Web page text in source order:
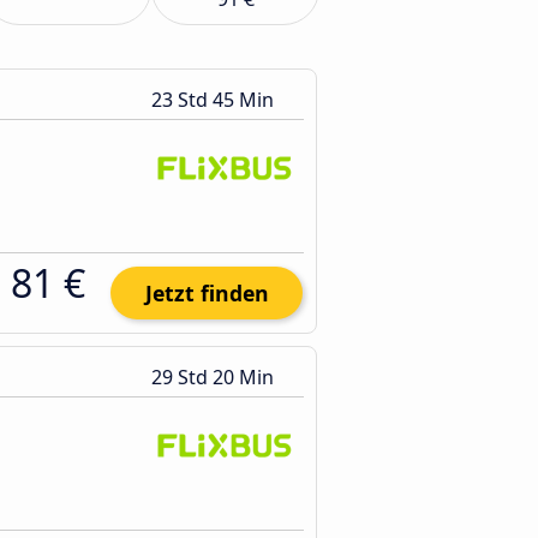
23 Std 45 Min
81 € Jetzt finden
29 Std 20 Min